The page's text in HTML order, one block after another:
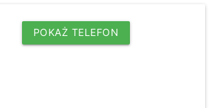
POKAŻ TELEFON